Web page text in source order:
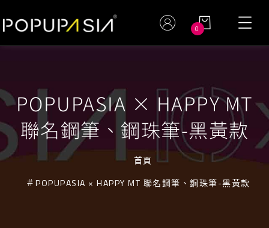
0
POPUPASIA × HAPPY MT
聯名鋼筆、鋼珠筆-黑黃款
首頁
POPUPASIA × HAPPY MT 聯名鋼筆、鋼珠筆-黑黃款